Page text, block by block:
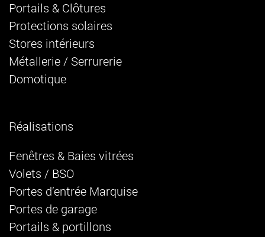
Portails & Clôtures
Protections solaires
Stores intérieurs
Métallerie / Serrurerie
Domotique
Réalisations
Fenêtres & Baies vitrées
Volets / BSO
Portes d’entrée Marquise
Portes de garage
Portails & portillons